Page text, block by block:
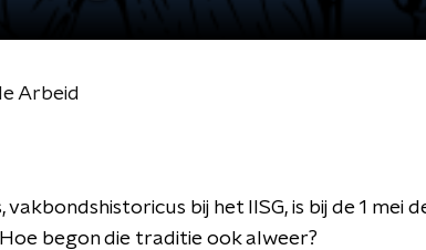
Arbeid
vakbondshistoricus bij het IISG, is bij de 1 mei
begon die traditie ook alweer?